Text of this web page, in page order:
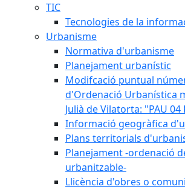
TIC
Tecnologies de la
Urbanisme
Normativa d'urbanisme
Planejament urbanístic
Modifcació puntual
d'Ordenació Urbanística
Julià de Vilatorta: "PAU 04
Informació geogràfica
Plans territorials
Planejament -ordenació
urbanitzable-
Llicència d'obres o